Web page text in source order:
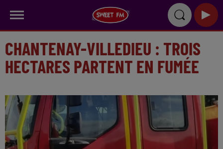
CHANTENAY-VILLEDIEU : TROIS
HECTARES PARTENT EN FUMÉE